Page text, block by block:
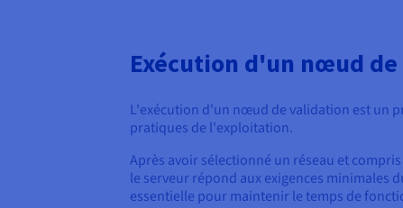
Exécution d'un nœud
L'exécution d'un nœud de validation est un
pratiques de l'exploitation.
Après avoir sélectionné un réseau et
le serveur répond aux exigences minimales
essentielle pour maintenir le temps de